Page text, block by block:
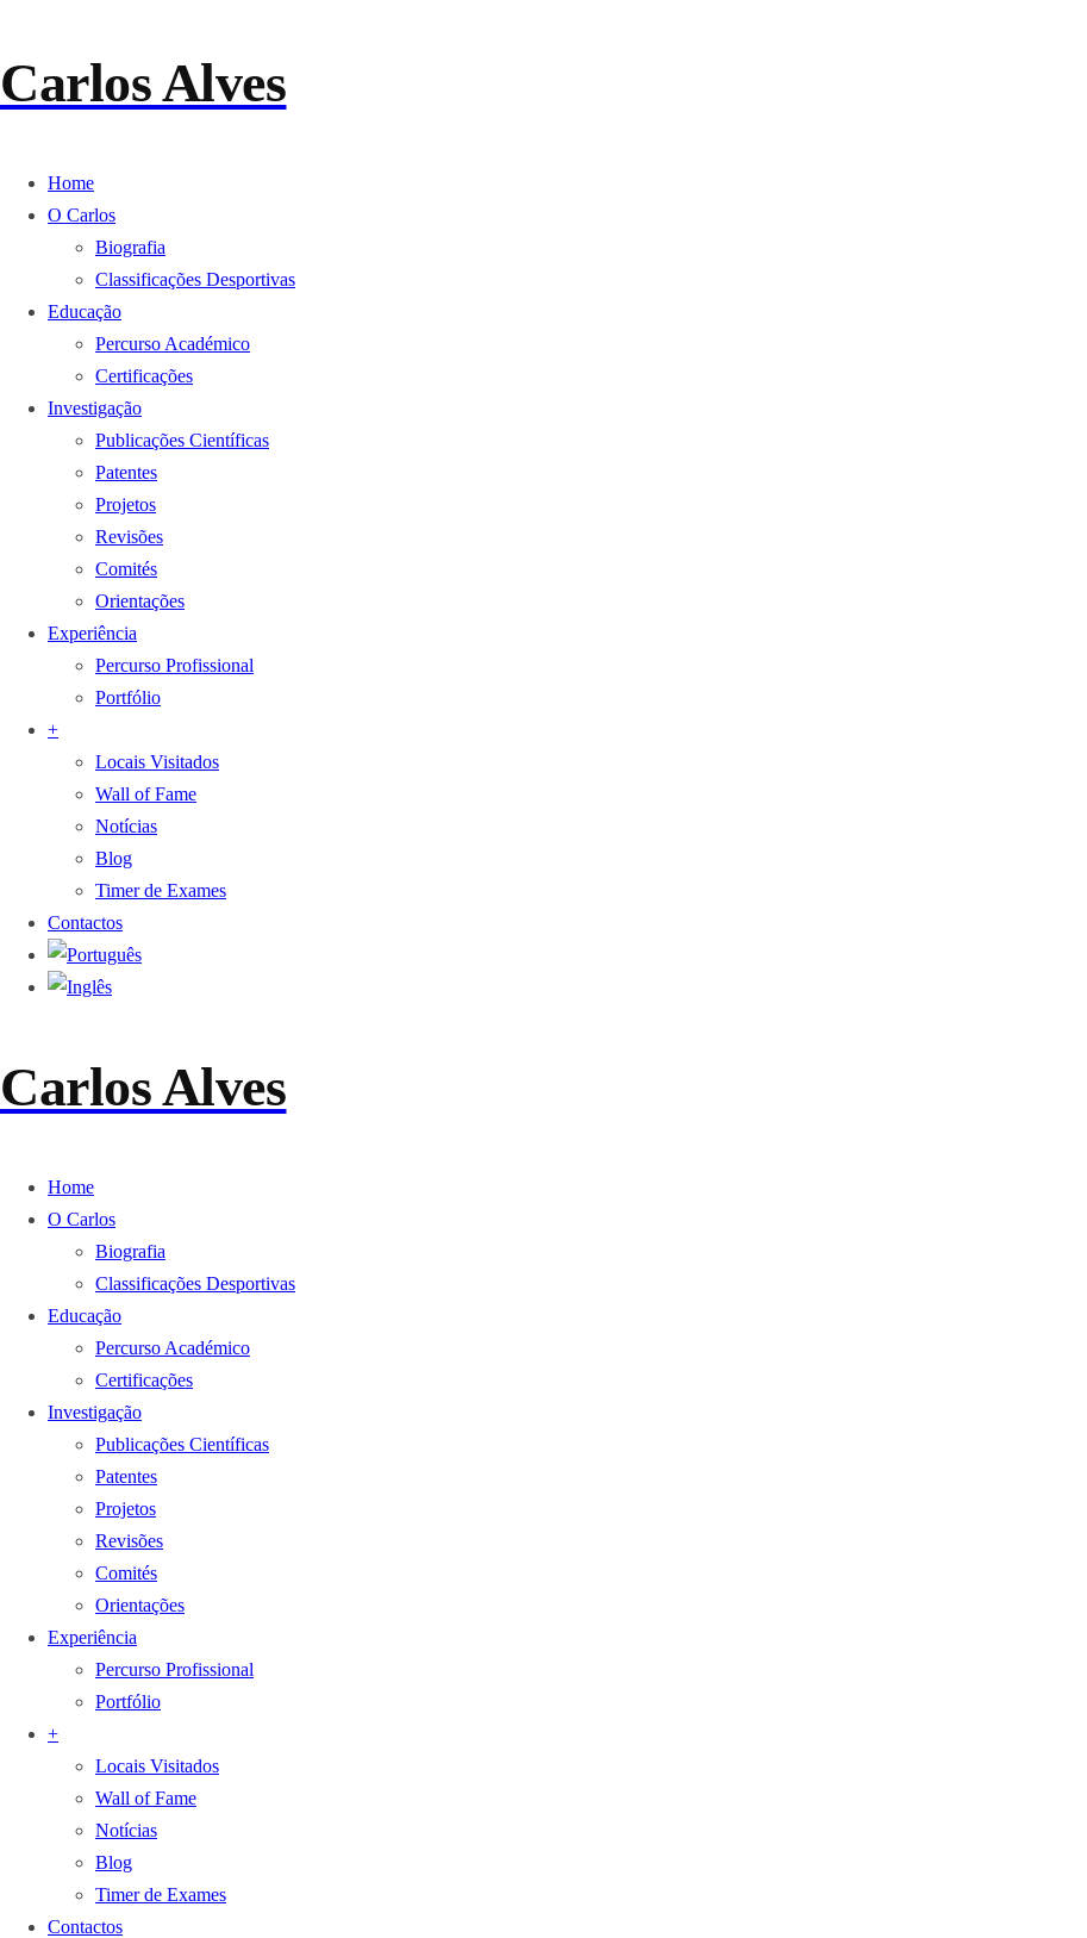
Carlos Alves
Home
O Carlos
Biografia
Classificações Desportivas
Educação
Percurso Académico
Certificações
Investigação
Publicações Científicas
Patentes
Projetos
Revisões
Comités
Orientações
Experiência
Percurso Profissional
Portfólio
+
Locais Visitados
Wall of Fame
Notícias
Blog
Timer de Exames
Contactos
Carlos Alves
Home
O Carlos
Biografia
Classificações Desportivas
Educação
Percurso Académico
Certificações
Investigação
Publicações Científicas
Patentes
Projetos
Revisões
Comités
Orientações
Experiência
Percurso Profissional
Portfólio
+
Locais Visitados
Wall of Fame
Notícias
Blog
Timer de Exames
Contactos